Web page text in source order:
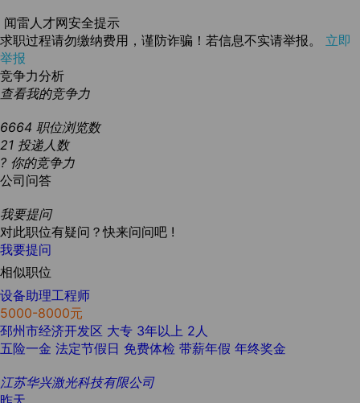
闻雷人才网安全提示
求职过程请勿缴纳费用，谨防诈骗！若信息不实请举报。 立即
举报
竞争力分析
查看我的竞争力
6664 职位浏览数
21 投递人数
? 你的竞争力
公司问答
我要提问
对此职位有疑问？快来问问吧 !
我要提问
相似职位
设备助理工程师
5000-8000元
邳州市经济开发区 大专 3年以上 2人
五险一金 法定节假日 免费体检 带薪年假 年终奖金
江苏华兴激光科技有限公司
昨天